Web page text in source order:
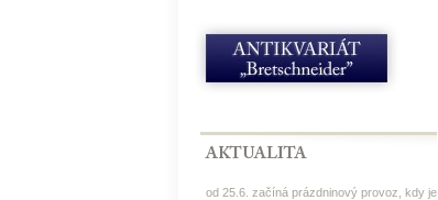
od 25.6. začíná prázdninový provoz, kdy je